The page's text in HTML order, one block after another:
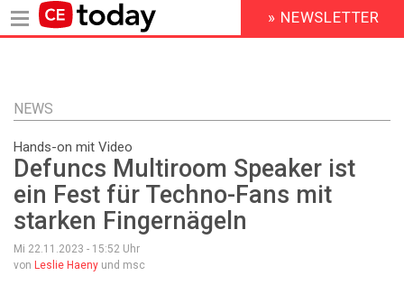
Inhalt
HEADER
MENU
» NEWSLETTER
NEWS
Hands-on mit Video
Defuncs Multiroom Speaker ist
ein Fest für Techno-Fans mit
starken Fingernägeln
Mi 22.11.2023 - 15:52 Uhr
von Leslie Haeny und msc